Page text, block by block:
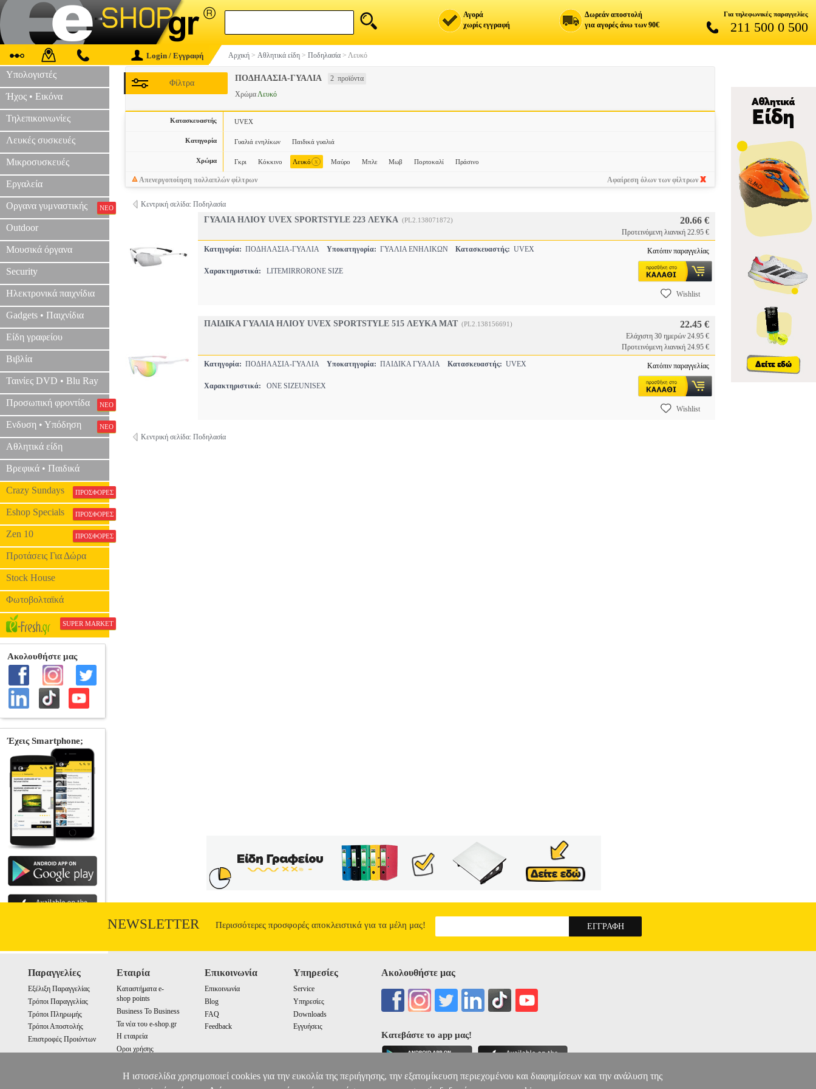
Αγορά
χωρίς εγγραφή
Δωρεάν αποστολή
για αγορές άνω των 90€
Για τηλεφωνικές παραγγελίες
211 500 0 500
Login / Εγγραφή Αρχική > Αθλητικά είδη > Ποδηλασία > Λευκό
Υπολογιστές
Ήχος • Εικόνα
Τηλεπικοινωνίες
Λευκές συσκευές
Μικροσυσκευές
Εργαλεία
Οργανα γυμναστικής ΝΕΟ
Outdoor
Μουσικά όργανα
Security
Ηλεκτρονικά παιχνίδια
Gadgets • Παιχνίδια
Είδη γραφείου
Βιβλία
Ταινίες DVD • Blu Ray
Προσωπική φροντίδα ΝΕΟ
Ενδυση • Υπόδηση ΝΕΟ
Αθλητικά είδη
Βρεφικά • Παιδικά
Crazy Sundays ΠΡΟΣΦΟΡΕΣ
Eshop Specials ΠΡΟΣΦΟΡΕΣ
Zen 10 ΠΡΟΣΦΟΡΕΣ
Προτάσεις Για Δώρα
Stock House
Φωτοβολταϊκά
SUPER MARKET
ΠΟΔΗΛΑΣΙΑ-ΓΥΑΛΙΑ 2 προϊόντα
Φίλτρα
ΧρώμαΛευκό
Κατασκευαστής UVEX
Κατηγορία Γυαλιά ενηλίκων Παιδικά γυαλιά
Χρώμα Γκρι Κόκκινο Λευκό x Μαύρο Μπλε Μωβ Πορτοκαλί Πράσινο
Απενεργοποίηση πολλαπλών φίλτρων Αφαίρεση όλων των φίλτρων
Κεντρική σελίδα: Ποδηλασία
ΓΥΑΛΙΑ ΗΛΙΟΥ UVEX SPORTSTYLE 223 ΛΕΥΚΑ (PL2.138071872) 20.66 €
Προτεινόμενη λιανική 22.95 €
Κατηγορία: ΠΟΔΗΛΑΣΙΑ-ΓΥΑΛΙΑ Υποκατηγορία: ΓΥΑΛΙΑ ΕΝΗΛΙΚΩΝ Κατασκευαστής: UVEX
Χαρακτηριστικά: LITEMIRRORONE SIZE
Κατόπιν παραγγελίας
Wishlist
ΠΑΙΔΙΚΑ ΓΥΑΛΙΑ ΗΛΙΟΥ UVEX SPORTSTYLE 515 ΛΕΥΚΑ ΜΑΤ (PL2.138156691) 22.45 €
Ελάχιστη 30 ημερών 24.95 €
Προτεινόμενη λιανική 24.95 €
Κατηγορία: ΠΟΔΗΛΑΣΙΑ-ΓΥΑΛΙΑ Υποκατηγορία: ΠΑΙΔΙΚΑ ΓΥΑΛΙΑ Κατασκευαστής: UVEX
Χαρακτηριστικά: ONE SIZEUNISEX
Κατόπιν παραγγελίας
Wishlist
Κεντρική σελίδα: Ποδηλασία
NEWSLETTER Περισσότερες προσφορές αποκλειστικά για τα μέλη μας!
Παραγγελίες
Εξέλιξη Παραγγελίας
Τρόποι Παραγγελίας
Τρόποι Πληρωμής
Τρόποι Αποστολής
Επιστροφές Προιόντων
Εταιρία
Καταστήματα e-
shop points
Business To Business
Τα νέα του e-shop.gr
Η εταιρεία
Οροι χρήσης
Επικοινωνία
Επικοινωνία
Blog
FAQ
Feedback
Υπηρεσίες
Service
Υπηρεσίες
Downloads
Εγγυήσεις
Ακολουθήστε μας
Κατεβάστε το app μας!
Η ιστοσελίδα χρησιμοποιεί cookies για την ευκολία της περιήγησης, την εξατομίκευση περιεχομένου και διαφημίσεων και την ανάλυση της